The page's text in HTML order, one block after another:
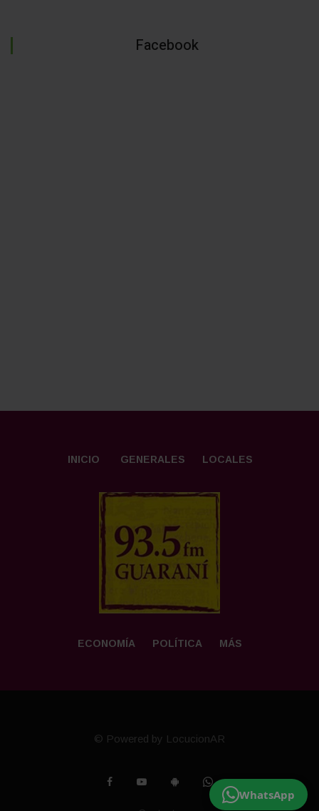
Facebook
WhatsApp
INICIO GENERALES LOCALES
ECONOMÍA POLÍTICA MÁS
© Powered by LocucionAR